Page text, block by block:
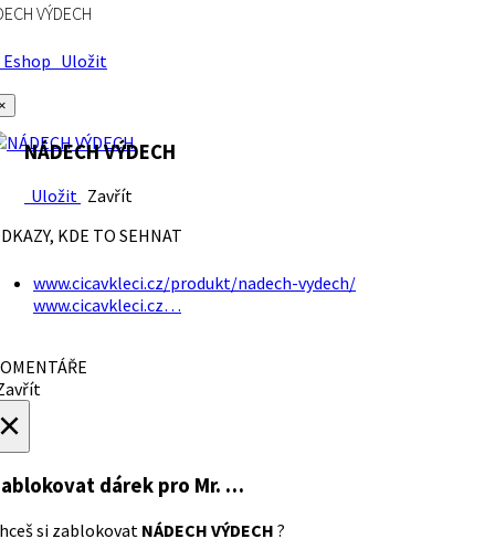
VÝDECH
Uložit
NÁDECH VÝDECH
Uložit Zavřít
KDE TO SEHNAT
www.cicavkleci.cz/produkt/nadech-vydech/
www.cicavkleci.cz…
dárek pro Mr. …
si zablokovat NÁDECH VÝDECH ?